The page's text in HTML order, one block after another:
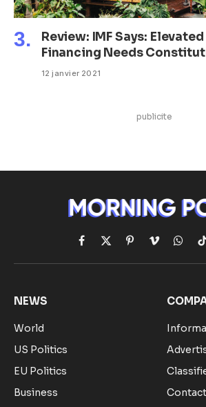
Review: IMF Says:
Financing Needs
12 janvier 2021
publicite
Facebook
X
(Twitter)
Pinterest
Vimeo
NEWS
World
US Politics
EU Politics
Business